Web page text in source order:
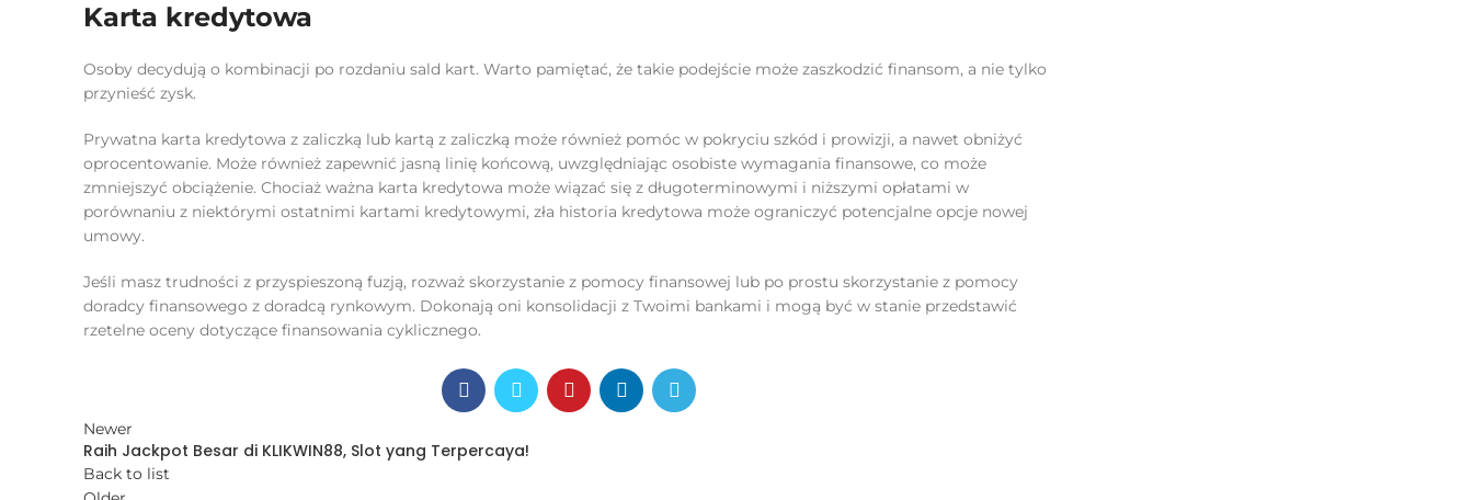
Karta kredytowa
Osoby decydują o kombinacji po rozdaniu sald kart. Warto pamiętać, że takie podejście może zaszkodzić finansom, a nie tylko
przynieść zysk.
Prywatna karta kredytowa z zaliczką lub kartą z zaliczką może również pomóc w pokryciu szkód i prowizji, a nawet obniżyć
oprocentowanie. Może również zapewnić jasną linię końcową, uwzględniając osobiste wymagania finansowe, co może
zmniejszyć obciążenie. Chociaż ważna karta kredytowa może wiązać się z długoterminowymi i niższymi opłatami w
porównaniu z niektórymi ostatnimi kartami kredytowymi, zła historia kredytowa może ograniczyć potencjalne opcje nowej
umowy.
Jeśli masz trudności z przyspieszoną fuzją, rozważ skorzystanie z pomocy finansowej lub po prostu skorzystanie z pomocy
doradcy finansowego z doradcą rynkowym. Dokonają oni konsolidacji z Twoimi bankami i mogą być w stanie przedstawić
rzetelne oceny dotyczące finansowania cyklicznego.
Newer
Raih Jackpot Besar di KLIKWIN88, Slot yang Terpercaya!
Back to list